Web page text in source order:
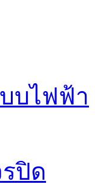
บไฟฟ้า
ปิด